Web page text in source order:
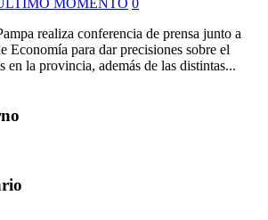
realiza conferencia de prensa junto a
Economía para dar precisiones sobre el
en la provincia, además de las distintas...